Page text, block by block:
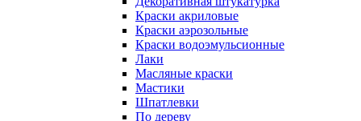
Краски акриловые
Краски аэрозольные
Краски водоэмульсионные
Лаки
Масляные краски
Мастики
Шпатлевки
По дереву